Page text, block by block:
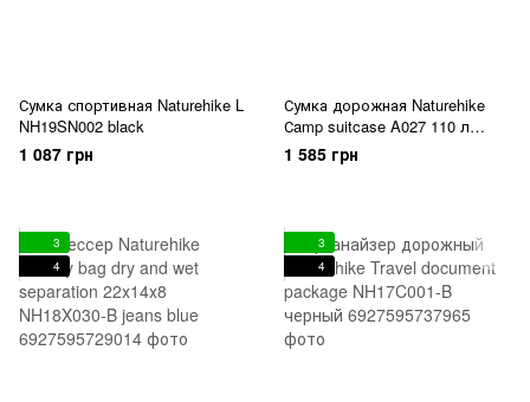
Сумка спортивная Naturehike L
NH19SN002 black
1 087 грн
Сумка дорожная Naturehike
Сamp suitcase A027 110 л
NH18X027-L grey
1 585 грн
3
4
3
4